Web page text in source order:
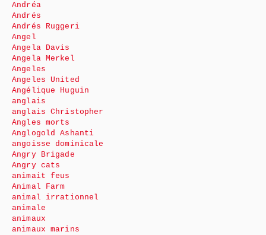
Andréa
Andrés
Andrés Ruggeri
Angel
Angela Davis
Angela Merkel
Angeles
Angeles United
Angélique Huguin
anglais
anglais Christopher
Angles morts
Anglogold Ashanti
angoisse dominicale
Angry Brigade
Angry cats
animait feus
Animal Farm
animal irrationnel
animale
animaux
animaux marins